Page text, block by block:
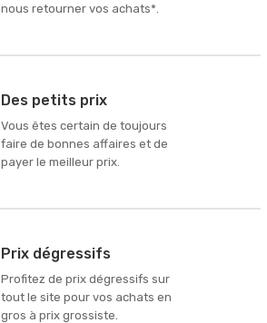
nous retourner vos achats*.
Des petits prix
Vous êtes certain de toujours
faire de bonnes affaires et de
payer le meilleur prix.
Prix dégressifs
Profitez de prix dégressifs sur
tout le site pour vos achats en
gros à prix grossiste.